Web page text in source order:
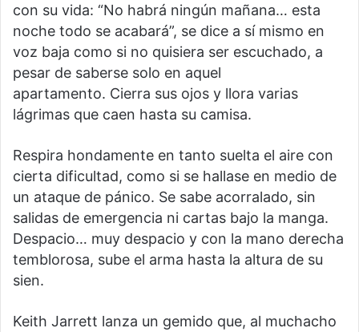
con su vida: “No habrá ningún mañana… esta
noche todo se acabará”, se dice a sí mismo en
voz baja como si no quisiera ser escuchado, a
pesar de saberse solo en aquel
apartamento. Cierra sus ojos y llora varias
lágrimas que caen hasta su camisa.
Respira hondamente en tanto suelta el aire con
cierta dificultad, como si se hallase en medio de
un ataque de pánico. Se sabe acorralado, sin
salidas de emergencia ni cartas bajo la manga.
Despacio… muy despacio y con la mano derecha
temblorosa, sube el arma hasta la altura de su
sien.
Keith Jarrett lanza un gemido que, al muchacho